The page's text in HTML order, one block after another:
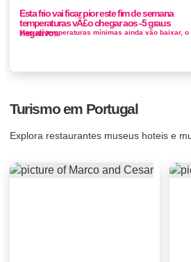
Esta frio vai ficar pior este fim de semana
temperaturas vÃ£o chegar aos -5 graus
negativos
Turismo em Portugal
Explora restaurantes museus hoteis e